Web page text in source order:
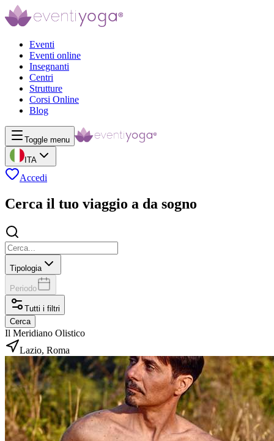
Eventi
Eventi online
Insegnanti
Centri
Strutture
Corsi Online
Blog
Toggle menu
ITA
Accedi
Cerca il tuo viaggio a da sogno
Tipologia
Periodo
Tutti i filtri
Cerca
Il Meridiano Olistico
Lazio, Roma